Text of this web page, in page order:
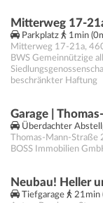
Parkplatz
1min
Mitterweg 17-21a,
BWS Gemeinnützige
beschränkter Haftung
Überdachter
Thomas-Mann-Straße
BOSS Immobilien
Tiefgarage
21min